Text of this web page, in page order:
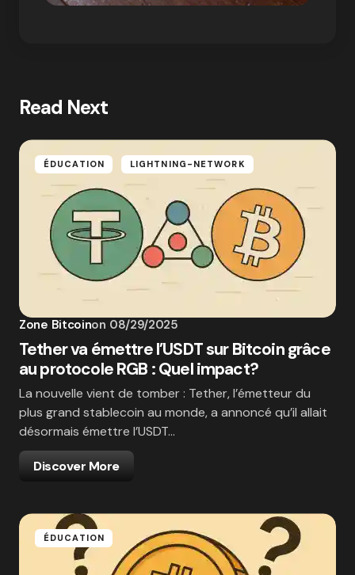
Read Next
ÉDUCATION LIGHTNING-NETWORK
Zone Bitcoinon 08/29/2025
Tether va émettre l’USDT sur Bitcoin grâce
au protocole RGB : Quel impact?
La nouvelle vient de tomber : Tether, l’émetteur du
plus grand stablecoin au monde, a annoncé qu’il allait
désormais émettre l’USDT…
Discover More
ÉDUCATION